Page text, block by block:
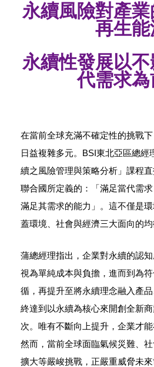
新聞
永續風險對產
再生能
永續性發展以
代需求為
在當前全球充滿不確定性的挑戰
日益複雜多元。BSI東北亞區總經
續之風險管理與策略分析」課程
聯合國所定義的：「滿足當代需
滿足其需求的能力」。這不僅是
蓋環境、社會與經濟三大面向的均
蒲總經理指出，企業對永續的認
視為單純成本與負擔，進而到為
循，再提升至將永續理念融入產
終達到以永續為核心來開創全新
次。唯有不斷向上提升，企業才能
然而，當前全球面臨氣候災難、
擴大等嚴峻挑戰，正嚴重威脅未